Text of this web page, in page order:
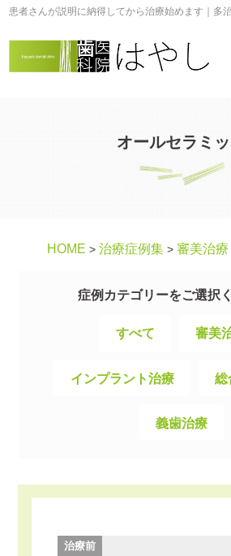
患者さんが説明に納得してから治療始めます｜多
オールセラミ
HOME > 治療症例集> 審美治療
症例カテゴリーをご選択
すべて 審美
インプラント治療 総
義歯治療
治療前